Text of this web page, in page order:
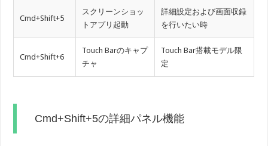
Cmd+Shift+5
スクリーンショッ
トアプリ起動
詳細設定および画面収録
を行いたい時
Cmd+Shift+6
Touch Barのキャプ
チャ
Touch Bar搭載モデル限
定
Cmd+Shift+5の詳細パネル機能